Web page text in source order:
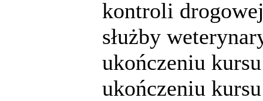
kontroli
służby
ukończeniu
ukończeniu